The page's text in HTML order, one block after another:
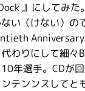
』にしてみた
い（けない）の
わりにして細々
年選手。CDが
テンンスしてと